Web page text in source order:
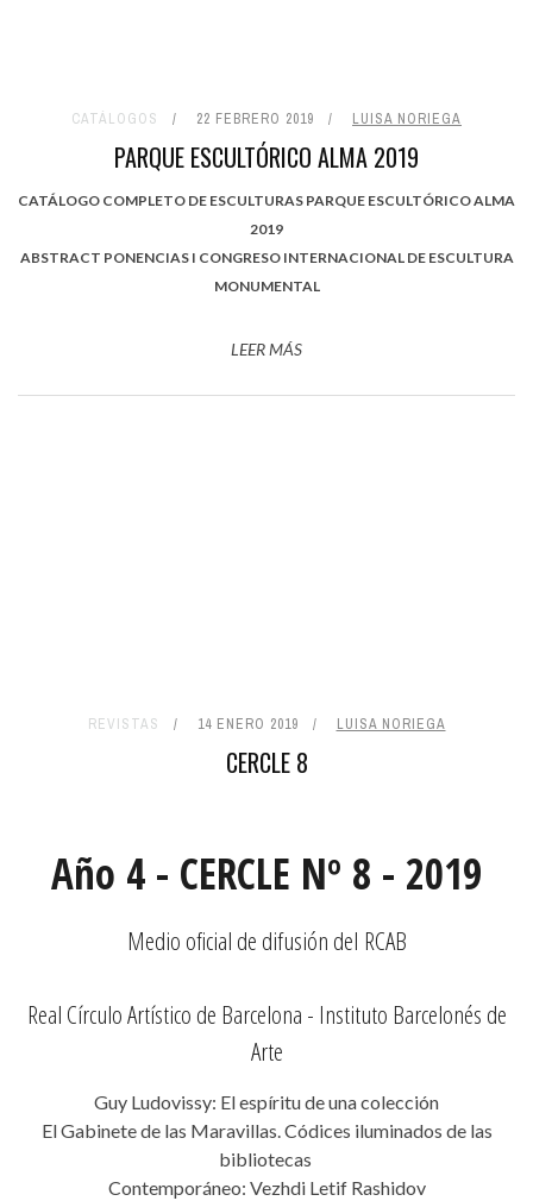
CATÁLOGOS 22 FEBRERO 2019 LUISA NORIEGA
PARQUE ESCULTÓRICO ALMA 2019
CATÁLOGO COMPLETO DE ESCULTURAS PARQUE ESCULTÓRICO ALMA
2019
ABSTRACT PONENCIAS I CONGRESO INTERNACIONAL DE ESCULTURA
MONUMENTAL
LEER MÁS
REVISTAS 14 ENERO 2019 LUISA NORIEGA
CERCLE 8
Año 4 - CERCLE Nº 8 - 2019
Medio oficial de difusión del RCAB
Real Círculo Artístico de Barcelona - Instituto Barcelonés de
Arte
Guy Ludovissy: El espíritu de una colección
El Gabinete de las Maravillas. Códices iluminados de las
bibliotecas
Contemporáneo: Vezhdi Letif Rashidov